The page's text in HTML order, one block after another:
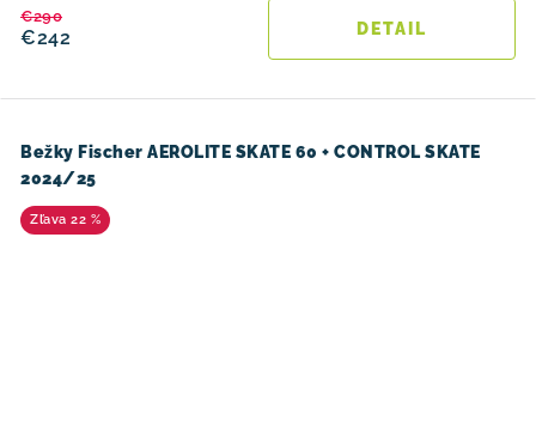
€242
€290
DETAIL
Bežky Fischer AEROLITE SKATE 60 + CONTROL SKATE
2024/25
22 %